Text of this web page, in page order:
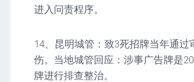
进入问责程序。
14、昆明城管：致3死招牌当年通
伤。当地城管回应：涉事广告牌是
牌进行排查整治。